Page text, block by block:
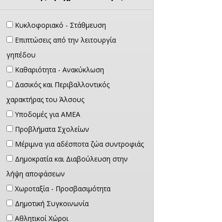
Κυκλοφοριακό - Στάθμευση
Επιπτώσεις από την λειτουργία
γηπέδου
Καθαριότητα - Ανακύκλωση
Δασικός και Περιβαλλοντικός
χαρακτήρας του Άλσους
Υποδομές για ΑΜΕΑ
Προβλήματα Σχολείων
Μέριμνα για αδέσποτα ζώα συντροφιάς
Δημοκρατία και Διαβούλευση στην
λήψη αποφάσεων
Χωροταξία - Προσβασιμότητα
Δημοτική Συγκοινωνία
Αθλητικοί Χώροι